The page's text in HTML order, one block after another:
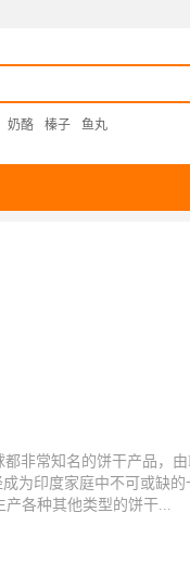
奶酪 榛子 鱼丸
非常知名的饼干产品，由
为印度家庭中不可或缺
产各种其他类型的饼干...